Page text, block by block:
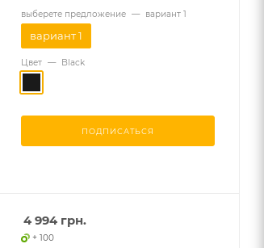
выберете предложение — вариант 1
вариант 1
Цвет — Black
ПОДПИСАТЬСЯ
4 994 грн.
+ 100